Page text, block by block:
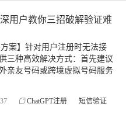
用户教你三招破解验证难
案】针对用户注册时无法接
三种高效解决方式：首先建议
亲友号码或跨境虚拟号码服务
ChatGPT注册
短信验证